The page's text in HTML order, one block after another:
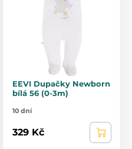
EEVI Dupačky Newborn
bílá 56 (0-3m)
10 dní
329 Kč